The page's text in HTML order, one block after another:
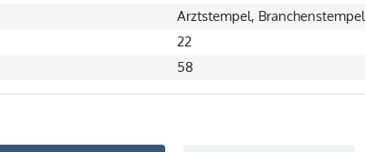
Arztstempel, Branchenstempel
22
58